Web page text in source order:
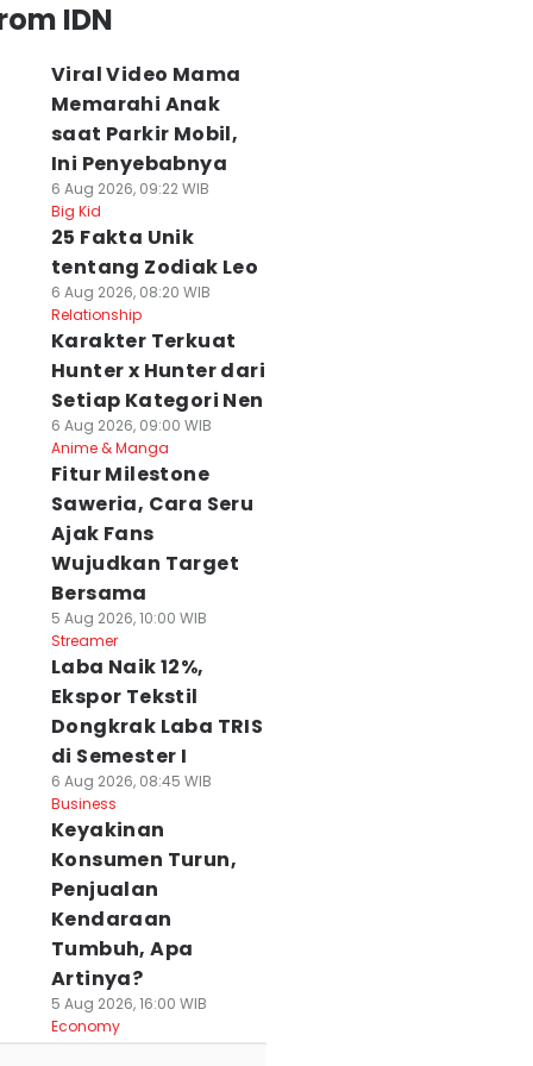
IDN
Viral Video Mama
Memarahi Anak
saat Parkir Mobil,
Ini Penyebabnya
6 Aug 2026, 09:22 WIB
Big Kid
25 Fakta Unik
tentang Zodiak Leo
6 Aug 2026, 08:20 WIB
Relationship
Karakter Terkuat
Hunter x Hunter dari
Setiap Kategori Nen
6 Aug 2026, 09:00 WIB
Anime & Manga
Fitur Milestone
Saweria, Cara Seru
Ajak Fans
Wujudkan Target
Bersama
5 Aug 2026, 10:00 WIB
Streamer
Laba Naik 12%,
Ekspor Tekstil
Dongkrak Laba TRIS
di Semester I
6 Aug 2026, 08:45 WIB
Business
Keyakinan
Konsumen Turun,
Penjualan
Kendaraan
Tumbuh, Apa
Artinya?
5 Aug 2026, 16:00 WIB
Economy